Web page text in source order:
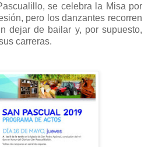
se celebra la Misa por
pero los danzantes recorren
dejar de bailar y, por supuesto,
carreras.